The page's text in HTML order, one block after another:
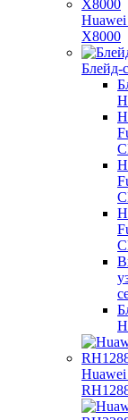
Huawei
X8000
Блейд-
Huawei